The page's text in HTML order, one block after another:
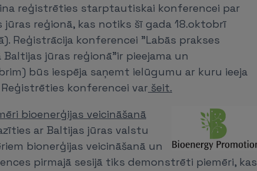
reģistrēties starptautiskai konferencei par
jūras reģionā, kas notiks šī gada 18.oktobrī
Reģistrācija konferencei "Labās prakses
jūras reģionā"ir pieejama un
būs iespēja saņemt ielūgumu ar kuru ieeja
konferencei var šeit.
bioenerģijas veicināšanā
ar Baltijas jūras valstu
bionerģijas veicināšanā un
pirmajā sesijā tiks demonstrēti piemēri, kas